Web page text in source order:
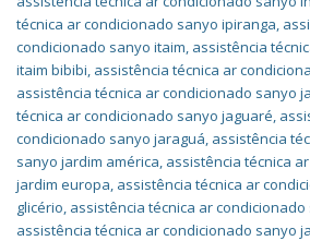
técnica ar condicionado sanyo ipiranga,
condicionado sanyo itaim, assistência
itaim bibibi, assistência técnica ar
assistência técnica ar condicionado sanyo
técnica ar condicionado sanyo jaguaré,
condicionado sanyo jaraguá, assistência
sanyo jardim américa, assistência técnica
jardim europa, assistência técnica ar
glicério, assistência técnica ar
assistência técnica ar condicionado sanyo